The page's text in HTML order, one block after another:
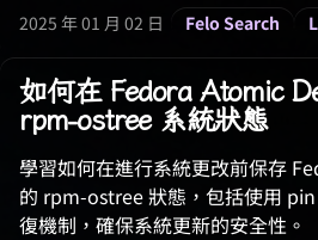
2025 年 01 月 02 日 Felo Search
如何在 Fedora Atomic
rpm-ostree 系統狀態
學習如何在進行系統更改前保存
的 rpm-ostree 狀態，包括使用
復機制，確保系統更新的安全性。